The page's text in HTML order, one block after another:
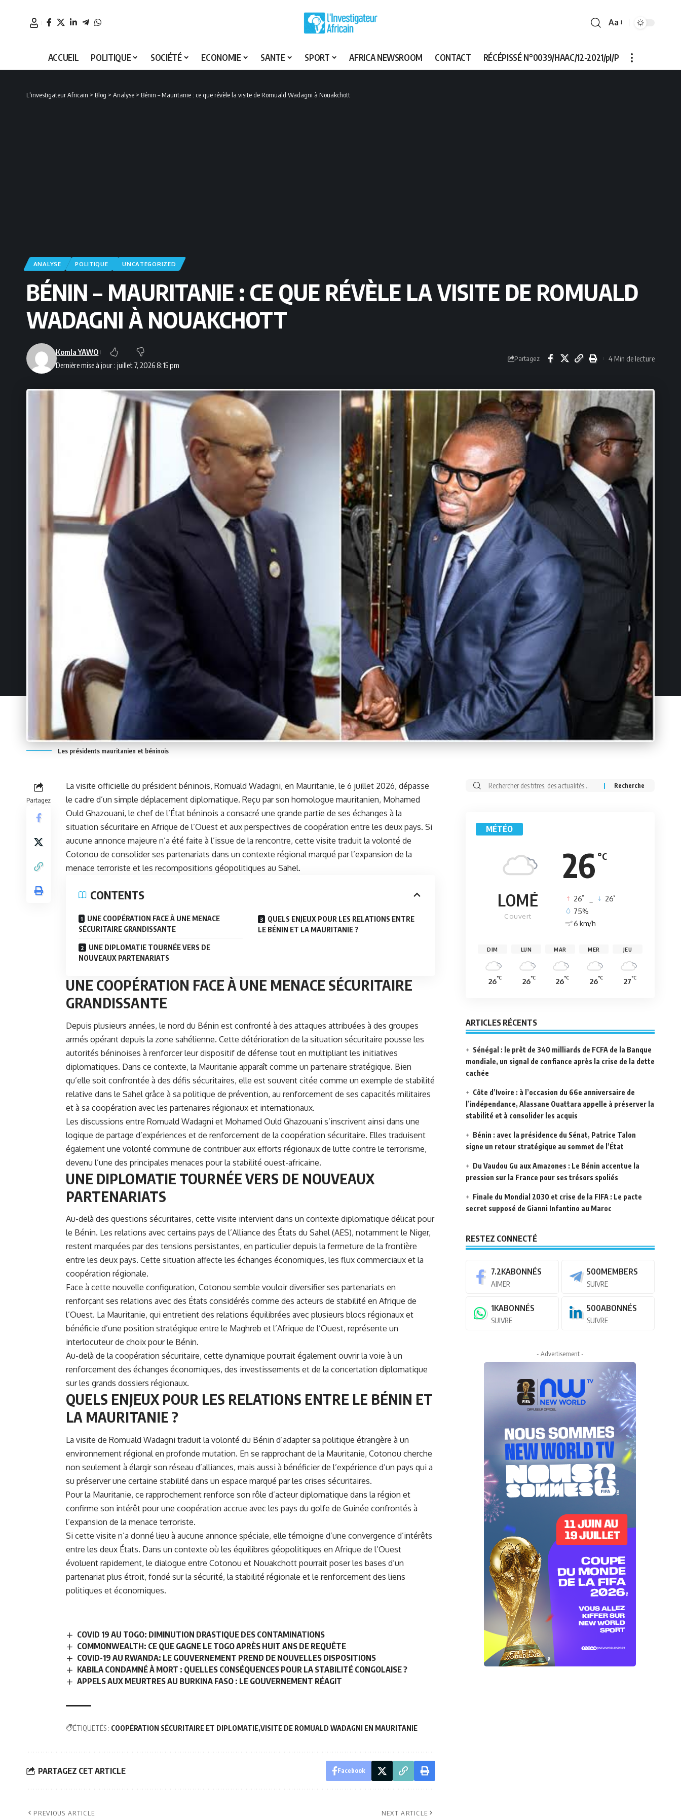
Font
Aa
ACCUEIL POLITIQUE SOCIÉTÉ ECONOMIE SANTE SPORT AFRICA NEWSROOM CONTACT RÉCÉPISSÉ N°0039/HAAC/12-2021/pl/P
L'investigateur Africain > Blog > Analyse > Bénin – Mauritanie : ce que révèle la visite de Romuald Wadagni à Nouakchott
ANALYSE POLITIQUE UNCATEGORIZED
BÉNIN – MAURITANIE : CE QUE RÉVÈLE LA VISITE DE ROMUALD
WADAGNI À NOUAKCHOTT
Dernière mise à jour : juillet 7, 2026 8:15 pm
Komla YAWO
Partagez 4 Min de lecture
Les présidents mauritanien et béninois
Partagez
La visite officielle du président béninois, Romuald Wadagni, en Mauritanie, le 6 juillet 2026, dépasse
le cadre d’un simple déplacement diplomatique. Reçu par son homologue mauritanien, Mohamed
Ould Ghazouani, le chef de l’État béninois a consacré une grande partie de ses échanges à la
situation sécuritaire en Afrique de l’Ouest et aux perspectives de coopération entre les deux pays. Si
aucune annonce majeure n’a été faite à l’issue de la rencontre, cette visite traduit la volonté de
Cotonou de consolider ses partenariats dans un contexte régional marqué par l’expansion de la
menace terroriste et les recompositions géopolitiques au Sahel.
CONTENTS
UNE COOPÉRATION FACE À UNE MENACE
SÉCURITAIRE GRANDISSANTE
UNE DIPLOMATIE TOURNÉE VERS DE
NOUVEAUX PARTENARIATS
QUELS ENJEUX POUR LES RELATIONS ENTRE
LE BÉNIN ET LA MAURITANIE ?
UNE COOPÉRATION FACE À UNE MENACE SÉCURITAIRE
GRANDISSANTE
Depuis plusieurs années, le nord du Bénin est confronté à des attaques attribuées à des groupes
armés opérant depuis la zone sahélienne. Cette détérioration de la situation sécuritaire pousse les
autorités béninoises à renforcer leur dispositif de défense tout en multipliant les initiatives
diplomatiques. Dans ce contexte, la Mauritanie apparaît comme un partenaire stratégique. Bien
qu’elle soit confrontée à des défis sécuritaires, elle est souvent citée comme un exemple de stabilité
relative dans le Sahel grâce à sa politique de prévention, au renforcement de ses capacités militaires
et à sa coopération avec les partenaires régionaux et internationaux.
Les discussions entre Romuald Wadagni et Mohamed Ould Ghazouani s’inscrivent ainsi dans une
logique de partage d’expériences et de renforcement de la coopération sécuritaire. Elles traduisent
également une volonté commune de contribuer aux efforts régionaux de lutte contre le terrorisme,
devenu l’une des principales menaces pour la stabilité ouest-africaine.
UNE DIPLOMATIE TOURNÉE VERS DE NOUVEAUX
PARTENARIATS
Au-delà des questions sécuritaires, cette visite intervient dans un contexte diplomatique délicat pour
le Bénin. Les relations avec certains pays de l’Alliance des États du Sahel (AES), notamment le Niger,
restent marquées par des tensions persistantes, en particulier depuis la fermeture de la frontière
entre les deux pays. Cette situation affecte les échanges économiques, les flux commerciaux et la
coopération régionale.
Face à cette nouvelle configuration, Cotonou semble vouloir diversifier ses partenariats en
renforçant ses relations avec des États considérés comme des acteurs de stabilité en Afrique de
l’Ouest. La Mauritanie, qui entretient des relations équilibrées avec plusieurs blocs régionaux et
bénéficie d’une position stratégique entre le Maghreb et l’Afrique de l’Ouest, représente un
interlocuteur de choix pour le Bénin.
Au-delà de la coopération sécuritaire, cette dynamique pourrait également ouvrir la voie à un
renforcement des échanges économiques, des investissements et de la concertation diplomatique
sur les grands dossiers régionaux.
QUELS ENJEUX POUR LES RELATIONS ENTRE LE BÉNIN ET
LA MAURITANIE ?
La visite de Romuald Wadagni traduit la volonté du Bénin d’adapter sa politique étrangère à un
environnement régional en profonde mutation. En se rapprochant de la Mauritanie, Cotonou cherche
non seulement à élargir son réseau d’alliances, mais aussi à bénéficier de l’expérience d’un pays qui a
su préserver une certaine stabilité dans un espace marqué par les crises sécuritaires.
Pour la Mauritanie, ce rapprochement renforce son rôle d’acteur diplomatique dans la région et
confirme son intérêt pour une coopération accrue avec les pays du golfe de Guinée confrontés à
l’expansion de la menace terroriste.
Si cette visite n’a donné lieu à aucune annonce spéciale, elle témoigne d’une convergence d’intérêts
entre les deux États. Dans un contexte où les équilibres géopolitiques en Afrique de l’Ouest
évoluent rapidement, le dialogue entre Cotonou et Nouakchott pourrait poser les bases d’un
partenariat plus étroit, fondé sur la sécurité, la stabilité régionale et le renforcement des liens
politiques et économiques.
COVID 19 AU TOGO: DIMINUTION DRASTIQUE DES CONTAMINATIONS
COMMONWEALTH: CE QUE GAGNE LE TOGO APRÈS HUIT ANS DE REQUÊTE
COVID-19 AU RWANDA: LE GOUVERNEMENT PREND DE NOUVELLES DISPOSITIONS
KABILA CONDAMNÉ À MORT : QUELLES CONSÉQUENCES POUR LA STABILITÉ CONGOLAISE ?
APPELS AUX MEURTRES AU BURKINA FASO : LE GOUVERNEMENT RÉAGIT
ÉTIQUETÉS : COOPÉRATION SÉCURITAIRE ET DIPLOMATIE VISITE DE ROMUALD WADAGNI EN MAURITANIE
PARTAGEZ CET ARTICLE Facebook
PREVIOUS ARTICLE NEXT ARTICLE
Rechercher:
MÉTÉO
26 °C
LOMÉ
Couvert
26° 26°
75%
6 km/h
DIM
26°C
LUN
26°C
MAR
26°C
MER
26°C
JEU
27°C
ARTICLES RÉCENTS
Sénégal : le prêt de 340 milliards de FCFA de la Banque
mondiale, un signal de confiance après la crise de la dette
cachée
Côte d’Ivoire : à l’occasion du 66e anniversaire de
l’indépendance, Alassane Ouattara appelle à préserver la
stabilité et à consolider les acquis
Bénin : avec la présidence du Sénat, Patrice Talon
signe un retour stratégique au sommet de l’État
Du Vaudou Gu aux Amazones : Le Bénin accentue la
pression sur la France pour ses trésors spoliés
Finale du Mondial 2030 et crise de la FIFA : Le pacte
secret supposé de Gianni Infantino au Maroc
RESTEZ CONNECTÉ
7.2KABONNÉS
AIMER
500MEMBERS
SUIVRE
1KABONNÉS
SUIVRE
500ABONNÉS
SUIVRE
- Advertisement -